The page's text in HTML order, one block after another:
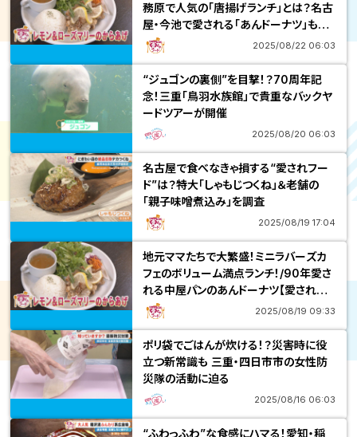
2025/08/22 06:03
務原で人気の「唐揚げランチ」とは？名古
屋・今池で愛される「あんドーナツ」も調
査
2025/08/20 06:03
“ジュゴンの裏側”を目撃！？70周年記
念！三重「鳥羽水族館」で貴重なバックヤ
ードツアーが開催
2025/08/19 17:04
名古屋で食べなきゃ損する“愛されフー
ド”は？特大「しゃもじつくね」＆老舗の
「親子味噌煮込み」を調査
2025/08/19 09:33
地元ママたちで大繁盛！ミニラバーズカ
フェのボリューム満点ランチ！/90年愛さ
れる中屋パンのあんドーナツ【愛されフ
ード】
2025/08/16 06:03
ポリ袋でごはんが炊ける！？災害時に役
立つ新常識も 三重・四日市市の女性防
災隊の活動に迫る
“ふわっふわ”な食感にハマる！愛知・稲